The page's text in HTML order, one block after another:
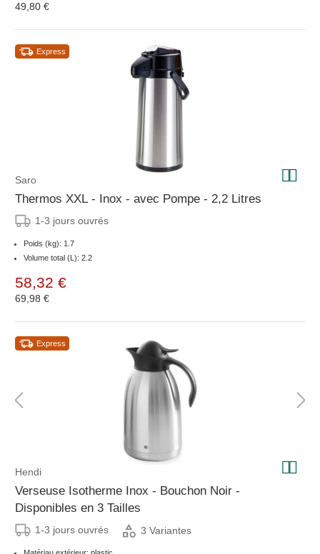
49,80 €
Express
Saro
Thermos XXL - Inox - avec Pompe - 2,2 Litres
1-3 jours ouvrés
Poids (kg): 1.7
Volume total (L): 2.2
58,32 €
69,98 €
Express
Hendi
Verseuse Isotherme Inox - Bouchon Noir -
Disponibles en 3 Tailles
1-3 jours ouvrés 3 Variantes